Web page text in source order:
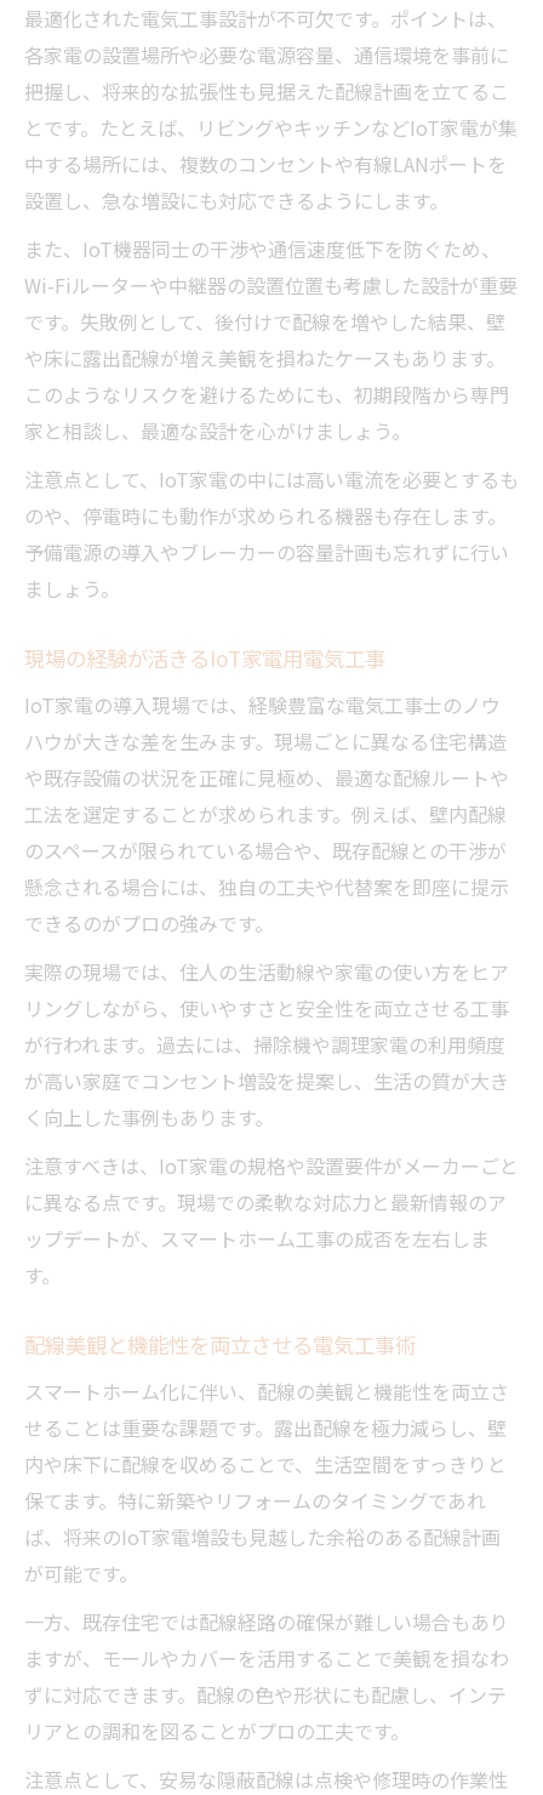
最適化された電気工事設計が不可欠です。ポイントは、
各家電の設置場所や必要な電源容量、通信環境を事前に
把握し、将来的な拡張性も見据えた配線計画を立てるこ
とです。たとえば、リビングやキッチンなどIoT家電が集
中する場所には、複数のコンセントや有線LANポートを
設置し、急な増設にも対応できるようにします。
また、IoT機器同士の干渉や通信速度低下を防ぐため、
Wi-Fiルーターや中継器の設置位置も考慮した設計が重要
です。失敗例として、後付けで配線を増やした結果、壁
や床に露出配線が増え美観を損ねたケースもあります。
このようなリスクを避けるためにも、初期段階から専門
家と相談し、最適な設計を心がけましょう。
注意点として、IoT家電の中には高い電流を必要とするも
のや、停電時にも動作が求められる機器も存在します。
予備電源の導入やブレーカーの容量計画も忘れずに行い
ましょう。
現場の経験が活きるIoT家電用電気工事
IoT家電の導入現場では、経験豊富な電気工事士のノウ
ハウが大きな差を生みます。現場ごとに異なる住宅構造
や既存設備の状況を正確に見極め、最適な配線ルートや
工法を選定することが求められます。例えば、壁内配線
のスペースが限られている場合や、既存配線との干渉が
懸念される場合には、独自の工夫や代替案を即座に提示
できるのがプロの強みです。
実際の現場では、住人の生活動線や家電の使い方をヒア
リングしながら、使いやすさと安全性を両立させる工事
が行われます。過去には、掃除機や調理家電の利用頻度
が高い家庭でコンセント増設を提案し、生活の質が大き
く向上した事例もあります。
注意すべきは、IoT家電の規格や設置要件がメーカーごと
に異なる点です。現場での柔軟な対応力と最新情報のア
ップデートが、スマートホーム工事の成否を左右しま
す。
配線美観と機能性を両立させる電気工事術
スマートホーム化に伴い、配線の美観と機能性を両立さ
せることは重要な課題です。露出配線を極力減らし、壁
内や床下に配線を収めることで、生活空間をすっきりと
保てます。特に新築やリフォームのタイミングであれ
ば、将来のIoT家電増設も見越した余裕のある配線計画
が可能です。
一方、既存住宅では配線経路の確保が難しい場合もあり
ますが、モールやカバーを活用することで美観を損なわ
ずに対応できます。配線の色や形状にも配慮し、インテ
リアとの調和を図ることがプロの工夫です。
注意点として、安易な隠蔽配線は点検や修理時の作業性